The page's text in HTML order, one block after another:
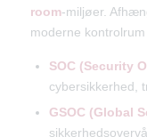
room-miljøer.
moderne
SOC (Security
cybersikkerhed,
GSOC (Global